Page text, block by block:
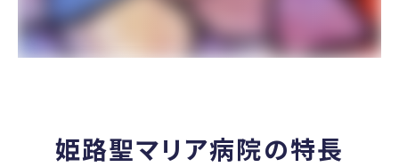
姫路聖マリア病院の特長